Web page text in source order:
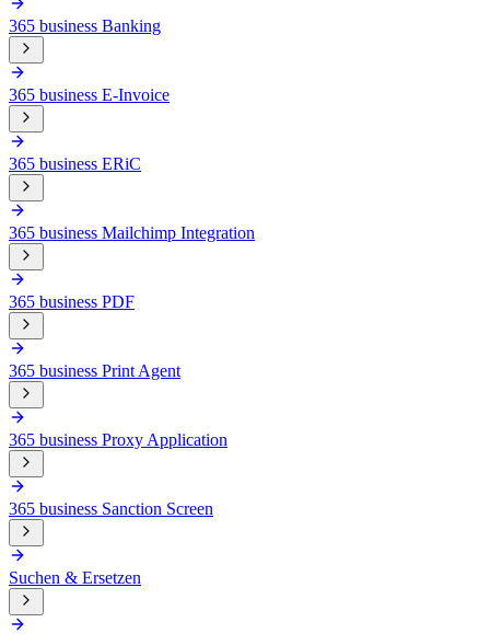
365 business Banking
365 business E-Invoice
365 business ERiC
365 business Mailchimp Integration
365 business PDF
365 business Print Agent
365 business Proxy Application
365 business Sanction Screen
Suchen & Ersetzen